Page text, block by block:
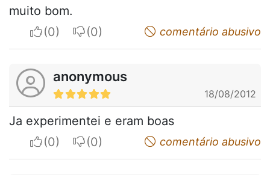
muito bom.
I apreciateI do not appreciatecomentário abusivo
anonymous
18/08/2012
Ja experimentei e eram boas
I apreciateI do not appreciatecomentário abusivo